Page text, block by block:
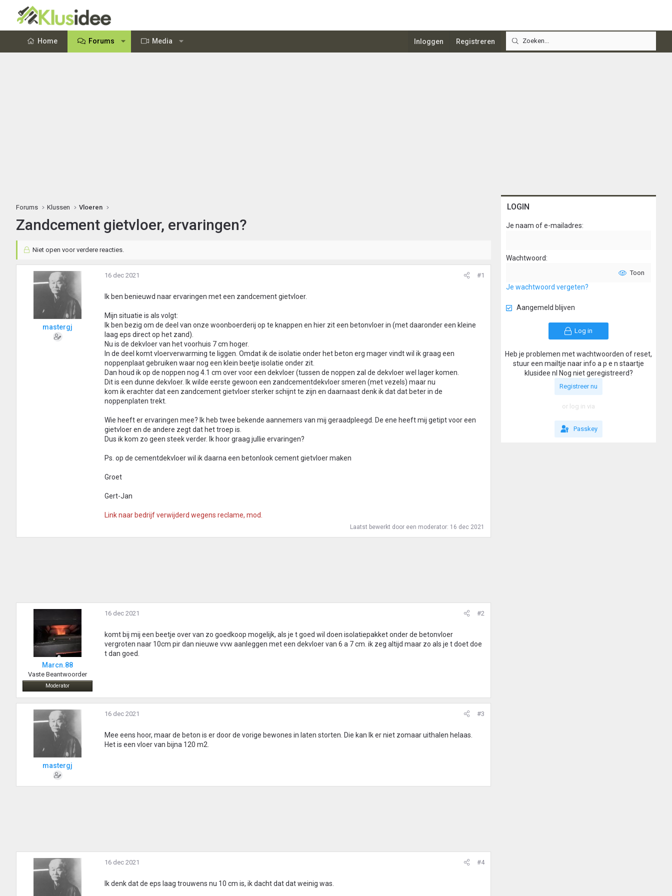
Home Forums Media Inloggen Registreren
Forums Klussen Vloeren
Zandcement gietvloer, ervaringen?
Niet open voor verdere reacties.
mastergj
16 dec 2021 #1
Ik ben benieuwd naar ervaringen met een zandcement gietvloer.
Mijn situatie is als volgt:
Ik ben bezig om de deel van onze woonboerderij op te knappen en hier zit een betonvloer in (met daaronder een kleine
laag eps direct op het zand).
Nu is de dekvloer van het voorhuis 7 cm hoger.
In de deel komt vloerverwarming te liggen. Omdat ik de isolatie onder het beton erg mager vindt wil ik graag een
noppenplaat gebruiken waar nog een klein beetje isolatie onder zit.
Dan houd ik op de noppen nog 4.1 cm over voor een dekvloer (tussen de noppen zal de dekvloer wel lager komen.
Dit is een dunne dekvloer. Ik wilde eerste gewoon een zandcementdekvloer smeren (met vezels) maar nu
kom ik erachter dat een zandcement gietvloer sterker schijnt te zijn en daarnaast denk ik dat dat beter in de
noppenplaten trekt.
Wie heeft er ervaringen mee? Ik heb twee bekende aannemers van mij geraadpleegd. De ene heeft mij getipt voor een
gietvloer en de andere zegt dat het troep is.
Dus ik kom zo geen steek verder. Ik hoor graag jullie ervaringen?
Ps. op de cementdekvloer wil ik daarna een betonlook cement gietvloer maken
Groet
Gert-Jan
Link naar bedrijf verwijderd wegens reclame, mod.
Laatst bewerkt door een moderator: 16 dec 2021
Marcn.88
Vaste Beantwoorder
Moderator
16 dec 2021 #2
komt bij mij een beetje over van zo goedkoop mogelijk, als je t goed wil doen isolatiepakket onder de betonvloer
vergroten naar 10cm pir dan nieuwe vvw aanleggen met een dekvloer van 6 a 7 cm. ik zeg altijd maar zo als je t doet doe
t dan goed.
mastergj
16 dec 2021 #3
Mee eens hoor, maar de beton is er door de vorige bewones in laten storten. Die kan Ik er niet zomaar uithalen helaas.
Het is een vloer van bijna 120 m2.
16 dec 2021 #4
Ik denk dat de eps laag trouwens nu 10 cm is, ik dacht dat dat weinig was.
LOGIN
Je naam of e-mailadres
Wachtwoord
Toon
Je wachtwoord vergeten?
Aangemeld blijven
Log in
Heb je problemen met wachtwoorden of reset,
stuur een mailtje naar info a p e n staartje
klusidee nl Nog niet geregistreerd?
Registreer nu
or log in via
Passkey